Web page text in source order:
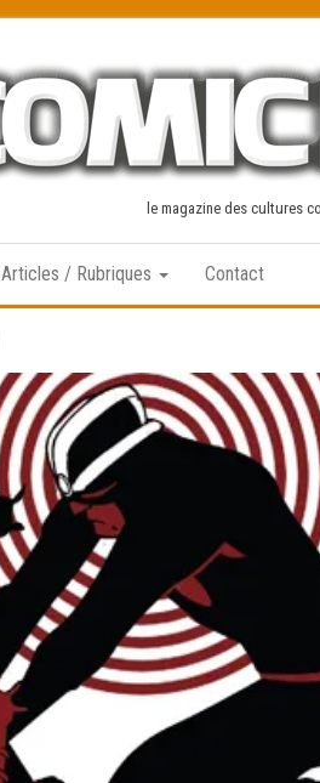
le magazine des cultures
Articles / Rubriques Contact